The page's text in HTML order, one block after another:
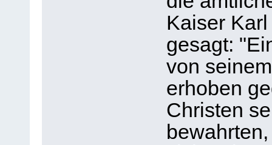
Kaiser
gesagt:
von
erhoben
Christen